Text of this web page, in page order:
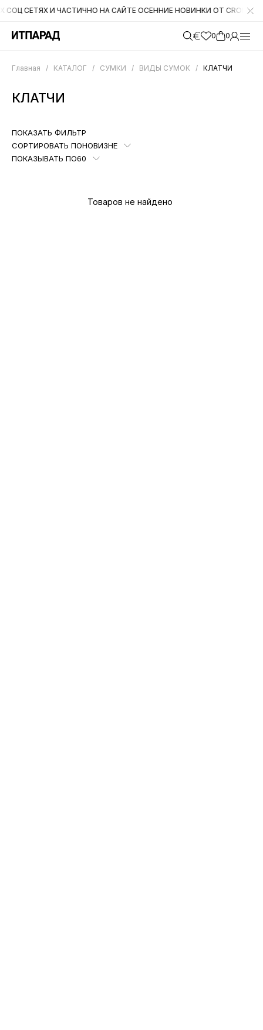
И ЧАСТИЧНО НА САЙТЕ ОСЕННИЕ НОВИНКИ ОТ CROMIA. НА
0 0
Главная / КАТАЛОГ / СУМКИ / ВИДЫ СУМОК / КЛАТЧИ
КЛАТЧИ
ПОКАЗАТЬ ФИЛЬТР
СОРТИРОВАТЬ ПОНОВИЗНЕ
ПОКАЗЫВАТЬ ПО60
Товаров не найдено